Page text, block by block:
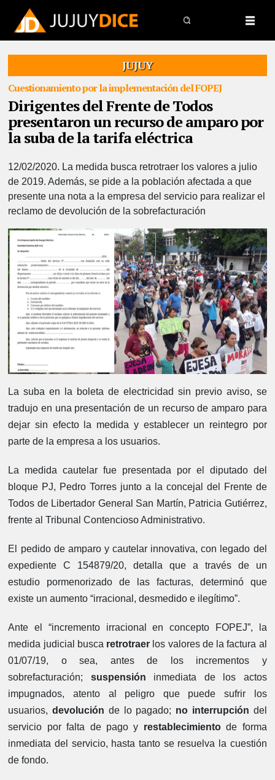
JUJUY
Cuestionamiento por la implementación del FOPEJ
Dirigentes del Frente de Todos
presentaron un recurso de amparo por
la suba de la tarifa eléctrica
12/02/2020. La medida busca retrotraer los valores a julio
de 2019. Además, se pide a la población afectada a que
presente una nota a la empresa del servicio para realizar el
reclamo de devolución de la sobrefacturación
La suba en la boleta de electricidad sin previo aviso, se
tradujo en una presentación de un recurso de amparo para
dejar sin efecto la medida y establecer un reintegro por
parte de la empresa a los usuarios.
La medida cautelar fue presentada por el diputado del
bloque PJ, Pedro Torres junto a la concejal del Frente de
Todos de Libertador General San Martín, Patricia Gutiérrez,
frente al Tribunal Contencioso Administrativo.
El pedido de amparo y cautelar innovativa, con legado del
expediente C 154879/20, detalla que a través de un
estudio pormenorizado de las facturas, determinó que
existe un aumento “irracional, desmedido e ilegítimo”.
Ante el “incremento irracional en concepto FOPEJ”, la
medida judicial busca retrotraer los valores de la factura al
01/07/19, o sea, antes de los incrementos y
sobrefacturación; suspensión inmediata de los actos
impugnados, atento al peligro que puede sufrir los
usuarios,devolución de lo pagado; no interrupción del
servicio por falta de pago y restablecimientode forma
inmediata del servicio, hasta tanto se resuelva la cuestión
de fondo.